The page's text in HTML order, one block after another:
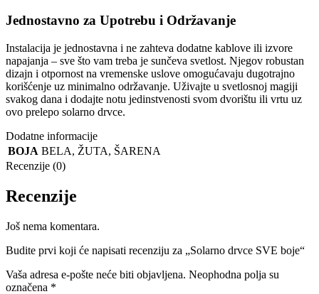
Jednostavno za Upotrebu i Održavanje
Instalacija je jednostavna i ne zahteva dodatne kablove ili izvore
napajanja – sve što vam treba je sunčeva svetlost. Njegov robustan
dizajn i otpornost na vremenske uslove omogućavaju dugotrajno
korišćenje uz minimalno održavanje. Uživajte u svetlosnoj magiji
svakog dana i dodajte notu jedinstvenosti svom dvorištu ili vrtu uz
ovo prelepo solarno drvce.
Dodatne informacije
BOJA BELA, ŽUTA, ŠARENA
Recenzije (0)
Recenzije
Još nema komentara.
Budite prvi koji će napisati recenziju za „Solarno drvce SVE boje“
Vaša adresa e-pošte neće biti objavljena. Neophodna polja su
označena *